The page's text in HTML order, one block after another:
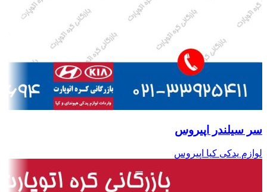
سر سیلندر اپیروس
لوازم یدکی کیا اپیروس